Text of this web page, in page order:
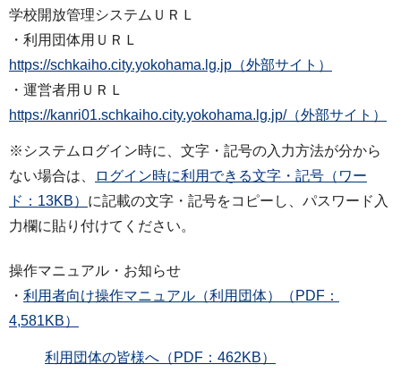
学校開放管理システムＵＲＬ
・利用団体用ＵＲＬ
https://schkaiho.city.yokohama.lg.jp（外部サイト）
・運営者用ＵＲＬ
https://kanri01.schkaiho.city.yokohama.lg.jp/（外部サイト）
※システムログイン時に、文字・記号の入力方法が分から
ない場合は、
ログイン時に利用できる文字・記号（ワー
ド：13KB） に記載の文字・記号をコピーし、パスワード入
力欄に貼り付けてください。
操作マニュアル・お知らせ
・ 利用者向け操作マニュアル（利用団体）（PDF：
4,581KB）
利用団体の皆様へ（PDF：462KB）